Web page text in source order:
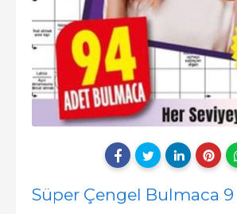
Süper Çengel Bulmaca 9